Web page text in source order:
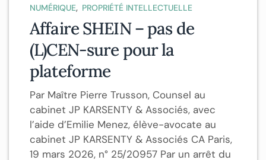
NUMÉRIQUE, PROPRIÉTÉ INTELLECTUELLE
Affaire SHEIN – pas de
(L)CEN-sure pour la
plateforme
Par Maître Pierre Trusson, Counsel au
cabinet JP KARSENTY & Associés, avec
l’aide d’Emilie Menez, élève-avocate au
cabinet JP KARSENTY & Associés CA Paris,
19 mars 2026, n° 25/20957 Par un arrêt du